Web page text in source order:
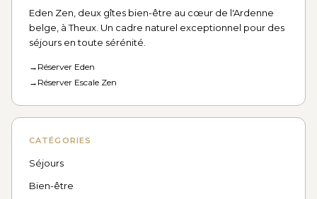
Eden Zen, deux gîtes bien-être au cœur de l'Ardenne
belge, à Theux. Un cadre naturel exceptionnel pour des
séjours en toute sérénité.
→ Réserver Eden
→ Réserver Escale Zen
CATÉGORIES
Séjours
Bien-être